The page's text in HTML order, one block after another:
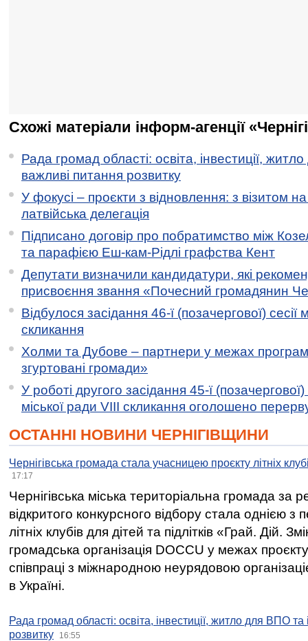
Схожі матеріали інформ-агенції
Рада громад області: освіта, інвестиції,
важливі питання розвитку
У фокусі – проєкти з відновлення: з візитом
латвійська делегація
Підписано договір про побратимство між
та парафією Еш-кам-Рідлі графства Кент
Депутати визначили кандидатури, які
присвоєння звання «Почесний громадянин
Відбулося засідання 46-ї (позачергової) сесії
скликання
Холми та Дубове – партнери у межах
згуртовані громади»
У роботі другого засідання 45-ї (позачергової)
міської ради VIII скликання оголошено
ОСТАННІ НОВИНИ ЧЕРНІГІВЩИНИ
Чернігівська громада стала учасницею проєкту літніх
17:17
Чернігівська міська територіальна громада за
відкритого конкурсного відбору стала однією
літніх клубів для дітей та підлітків «Грай. Дій.
громадська організація DOCCU у межах
співпраці з міжнародною неурядовою
в Україні.
Рада громад області: освіта, інвестиції, житло для ВПО
розвитку
16:55